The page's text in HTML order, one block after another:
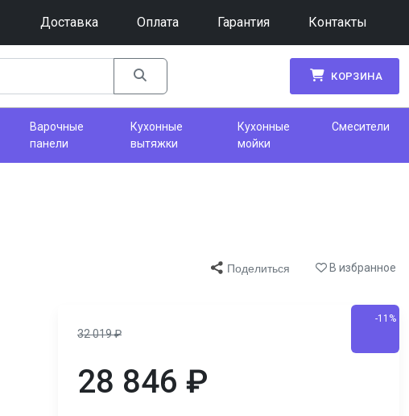
Доставка Оплата Гарантия Контакты
КОРЗИНА
Варочные
панели
Кухонные
вытяжки
Кухонные
мойки
Смесители
Поделиться В избранное
32 019₽
-11%
28 846 ₽